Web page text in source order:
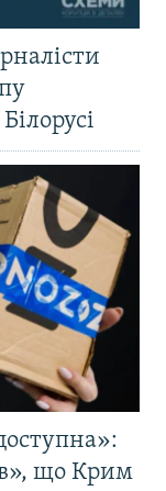
що Крим